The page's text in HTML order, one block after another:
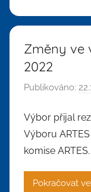
Změny ve
2022
Publikováno:
Výbor přijal
Výboru
komise
Pokračovat